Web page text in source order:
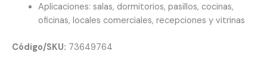
Aplicaciones: salas, dormitorios, pasillos, cocinas,
oficinas, locales comerciales, recepciones y vitrinas
Código/SKU: 73649764